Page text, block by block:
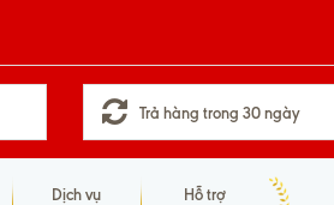
Trả hàng trong 30 ngày
Dịch vụ
Hỗ trợ